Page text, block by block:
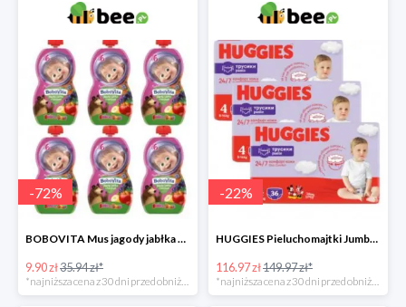
-72%
BOBOVITA Mus jagody jabłka banan 6 sztuk
9.90 zł35.94 zł*
*najniższa cena z 30 dni przed obniżką
-22%
HUGGIES Pieluchomajtki Jumbo 4 3x36szt.
116.97 zł149.97 zł*
*najniższa cena z 30 dni przed obniżką